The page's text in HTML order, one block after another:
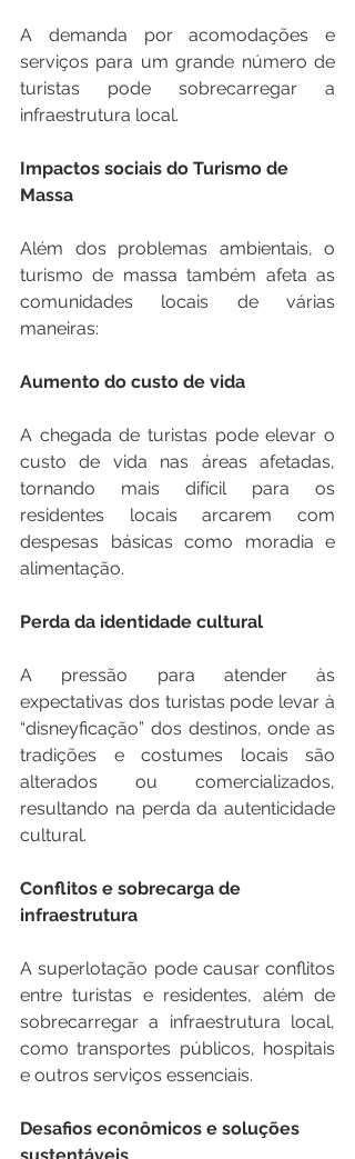
A demanda por acomodações e
serviços para um grande número de
turistas pode sobrecarregar a
infraestrutura local.
Impactos sociais do Turismo de
Massa
Além dos problemas ambientais, o
turismo de massa também afeta as
comunidades locais de várias
maneiras:
Aumento do custo de vida
A chegada de turistas pode elevar o
custo de vida nas áreas afetadas,
tornando mais difícil para os
residentes locais arcarem com
despesas básicas como moradia e
alimentação.
Perda da identidade cultural
A pressão para atender às
expectativas dos turistas pode levar à
“disneyficação” dos destinos, onde as
tradições e costumes locais são
alterados ou comercializados,
resultando na perda da autenticidade
cultural.
Conflitos e sobrecarga de
infraestrutura
A superlotação pode causar conflitos
entre turistas e residentes, além de
sobrecarregar a infraestrutura local,
como transportes públicos, hospitais
e outros serviços essenciais.
Desafios econômicos e soluções